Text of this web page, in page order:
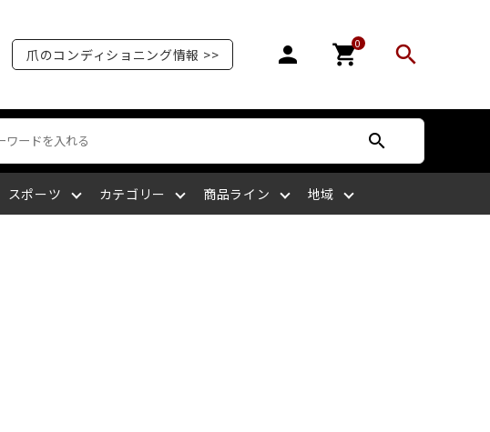
爪のコンディショニング情報 >> person 0
shopping_cart search
search
スポーツ カテゴリー 商品ライン 地域